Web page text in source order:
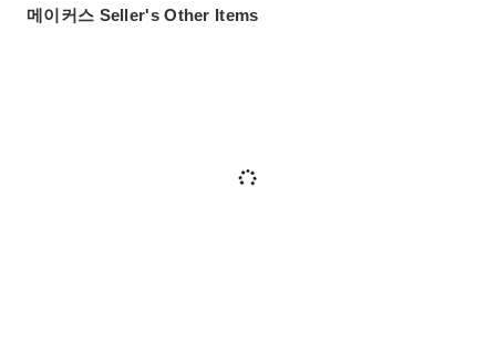
메이커스 Seller's Other Items